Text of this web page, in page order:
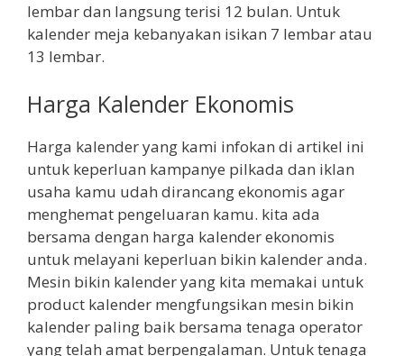
lembar dan langsung terisi 12 bulan. Untuk
kalender meja kebanyakan isikan 7 lembar atau
13 lembar.
Harga Kalender Ekonomis
Harga kalender yang kami infokan di artikel ini
untuk keperluan kampanye pilkada dan iklan
usaha kamu udah dirancang ekonomis agar
menghemat pengeluaran kamu. kita ada
bersama dengan harga kalender ekonomis
untuk melayani keperluan bikin kalender anda.
Mesin bikin kalender yang kita memakai untuk
product kalender mengfungsikan mesin bikin
kalender paling baik bersama tenaga operator
yang telah amat berpengalaman. Untuk tenaga